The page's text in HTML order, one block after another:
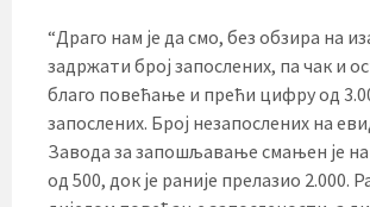
“Драго нам је да смо, без обзира на
задржати број запослених, па чак и
благо повећање и прећи цифру од
запослених. Број незапослених на
Завода за запошљавање смањен је
од 500, док је раније прелазио 2.000.